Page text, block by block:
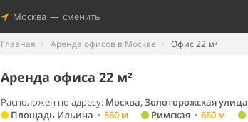
Москва — сменить
Главная Аренда офисов в Москве Офис 22 м²
Аренда офиса 22 м²
Расположен по адресу: Москва, Золоторожская улица
Площадь Ильича • 560 м Римская • 660 м